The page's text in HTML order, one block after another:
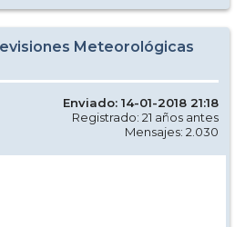
Meteorológicas
Enviado: 14-01-2018 21:18
Registrado: 21 años antes
Mensajes: 2.030